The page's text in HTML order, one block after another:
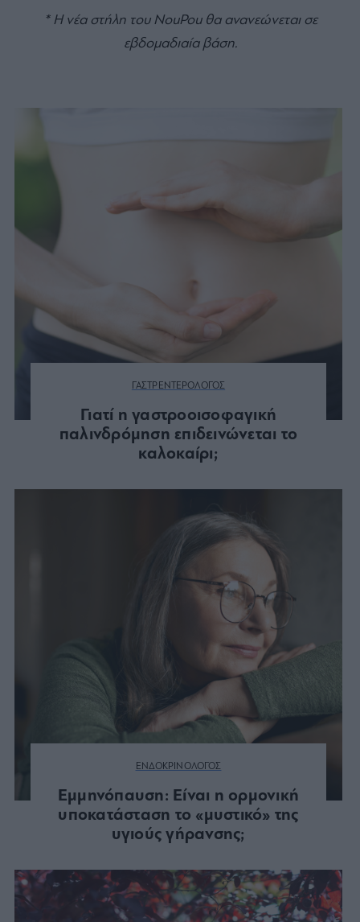
* Η νέα στήλη του NouPou θα ανανεώνεται σε
εβδομαδιαία βάση.
ΓΑΣΤΡΕΝΤΕΡΟΛΟΓΟΣ
Γιατί η γαστροοισοφαγική
παλινδρόμηση επιδεινώνεται το
καλοκαίρι;
ΕΝΔΟΚΡΙΝΟΛΟΓΟΣ
Εμμηνόπαυση: Είναι η ορμονική
υποκατάσταση το «μυστικό» της
υγιούς γήρανσης;